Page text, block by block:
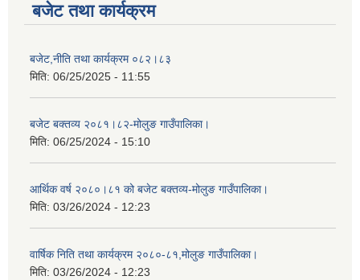
बजेट तथा कार्यक्रम
बजेट,नीति तथा कार्यक्रम ०८२।८३
मिति: 06/25/2025 - 11:55
बजेट बक्तव्य २०८१।८२-मोलुङ गाउँपालिका।
मिति: 06/25/2024 - 15:10
आर्थिक वर्ष २०८०।८१ को बजेट बक्तव्य-मोलुङ गाउँपालिका।
मिति: 03/26/2024 - 12:23
वार्षिक निति तथा कार्यक्रम २०८०-८१,मोलुङ गाउँपालिका।
मिति: 03/26/2024 - 12:23